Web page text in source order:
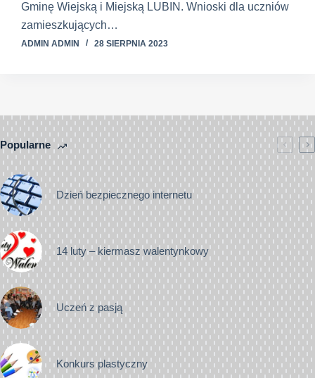
Gminę Wiejską i Miejską LUBIN. Wnioski dla uczniów
zamieszkujących…
ADMIN ADMIN 28 SIERPNIA 2023
Popularne
Dzień bezpiecznego internetu
14 luty – kiermasz walentynkowy
Uczeń z pasją
Konkurs plastyczny